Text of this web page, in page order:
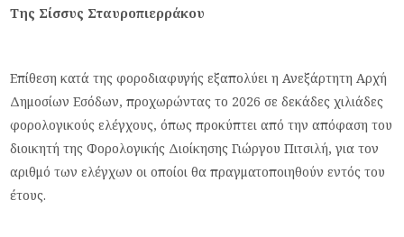
Της Σίσσυς Σταυροπιερράκου
Επίθεση κατά της φοροδιαφυγής εξαπολύει η Ανεξάρτητη Αρχή
Δημοσίων Εσόδων, προχωρώντας το 2026 σε δεκάδες χιλιάδες
φορολογικούς ελέγχους, όπως προκύπτει από την απόφαση του
διοικητή της Φορολογικής Διοίκησης Γιώργου Πιτσιλή, για τον
αριθμό των ελέγχων οι οποίοι θα πραγματοποιηθούν εντός του
έτους.